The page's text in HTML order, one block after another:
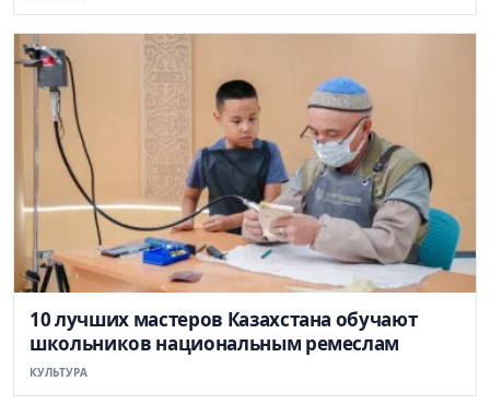
10 лучших мастеров Казахстана обучают
школьников национальным ремеслам
КУЛЬТУРА